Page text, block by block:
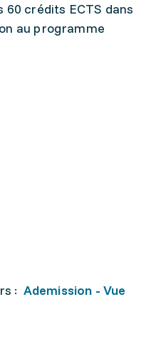
60 crédits ECTS dans
au programme
: Ademission - Vue